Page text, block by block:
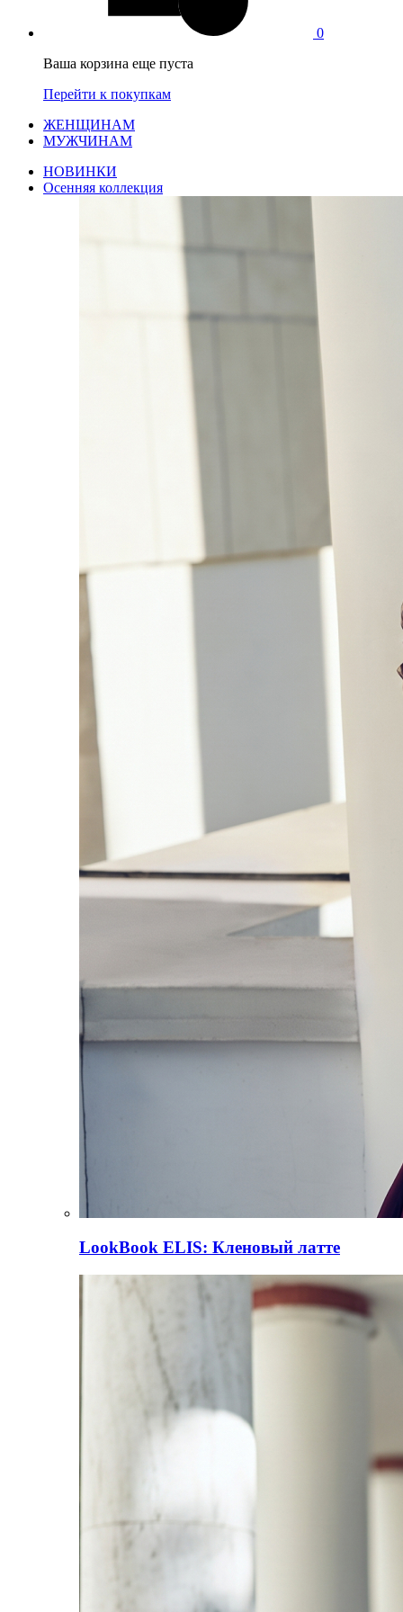
0
Ваша корзина еще пуста
Перейти к покупкам
ЖЕНЩИНАМ
МУЖЧИНАМ
НОВИНКИ
Осенняя коллекция
LookBook ELIS: Кленовый латте